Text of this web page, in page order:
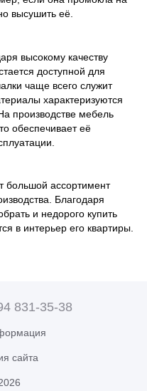
высушить её.
высокому качеству
доступной для
чаще всего служит
характеризуются
производстве мебель
обеспечивает её
большой ассортимент
Благодаря
и недорого купить
в интерьер его квартиры.
831-35-38
сайта